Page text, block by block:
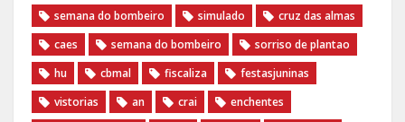
semana do bombeiro
simulado
cruz das almas
caes
semana do bombeiro
sorriso de plantao
hu
cbmal fiscaliza
festasjuninas
vistorias
an crai
enchentes